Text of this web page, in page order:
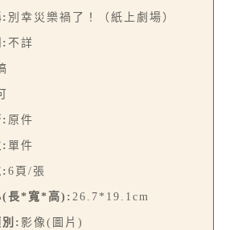
: 別幸災樂禍了！（紙上劇場）
: 不詳
: 原件
: 單件
: 6頁/張
(長*寬*高): 26.7*19.1cm
別: 影像(圖片)